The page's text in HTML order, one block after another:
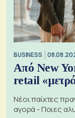
BUSINESS
Από New
retail
Νέοι παίκτες
αγορά - Ποιες